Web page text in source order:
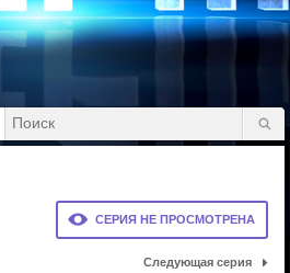
СЕРИЯ НЕ ПРОСМОТРЕНА
Следующая серия